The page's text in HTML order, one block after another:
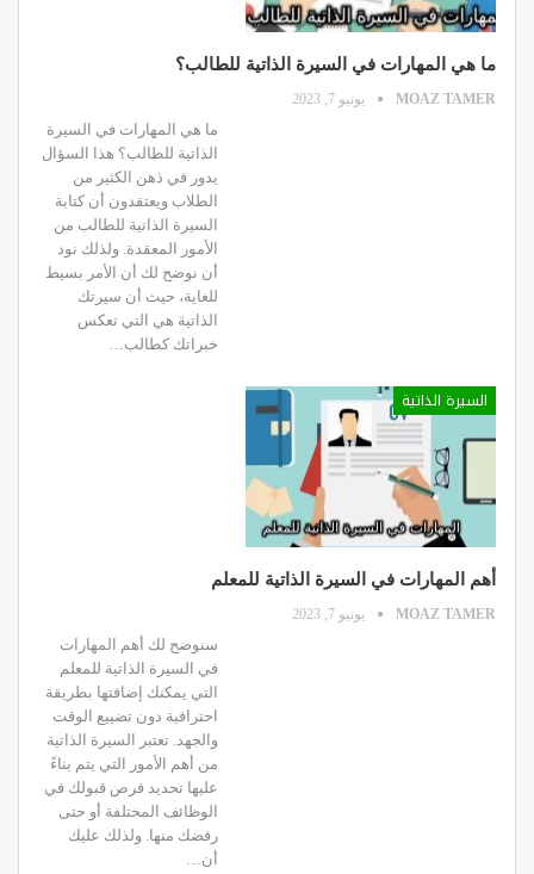
ما هي المهارات في السيرة الذاتية للطالب؟
MOAZ TAMER يونيو 7, 2023
ما هي المهارات في السيرة
الذاتية للطالب؟ هذا السؤال
يدور في ذهن الكثير من
الطلاب ويعتقدون أن كتابة
السيرة الذاتية للطالب من
الأمور المعقدة. ولذلك نود
أن نوضح لك أن الأمر بسيط
للغاية، حيث أن سيرتك
الذاتية هي التي تعكس
خبراتك كطالب…
السيرة الذاتية
أهم المهارات في السيرة الذاتية للمعلم
MOAZ TAMER يونيو 7, 2023
سنوضح لك أهم المهارات
في السيرة الذاتية للمعلم
التي يمكنك إضافتها بطريقة
احترافية دون تضييع الوقت
والجهد. تعتبر السيرة الذاتية
من أهم الأمور التي يتم بناءً
عليها تحديد فرص قبولك في
الوظائف المختلفة أو حتى
رفضك منها. ولذلك عليك
أن